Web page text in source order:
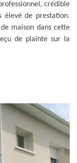
crédible
de prestation.
maison dans cette
de plainte sur la